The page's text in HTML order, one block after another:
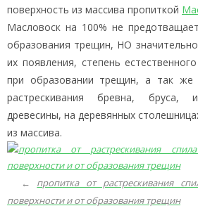
поверхность из массива пропиткой
Масловоск на 100% не
образования трещин, НО
их появления, степень
при образовании трещин, а так же
растрескивания бревна, бруса,
древесины, на деревянных
из массива.
← пропитка от растрескивания
поверхности и от образования трещин